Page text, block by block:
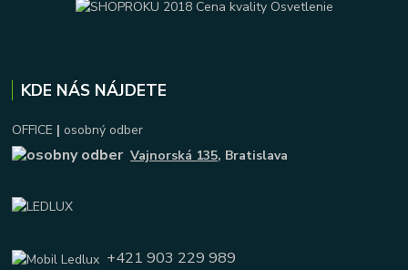
KDE NÁS NÁJDETE
OFFICE | osobný odber
Vajnorská 135, Bratislava
+421 903 229 989